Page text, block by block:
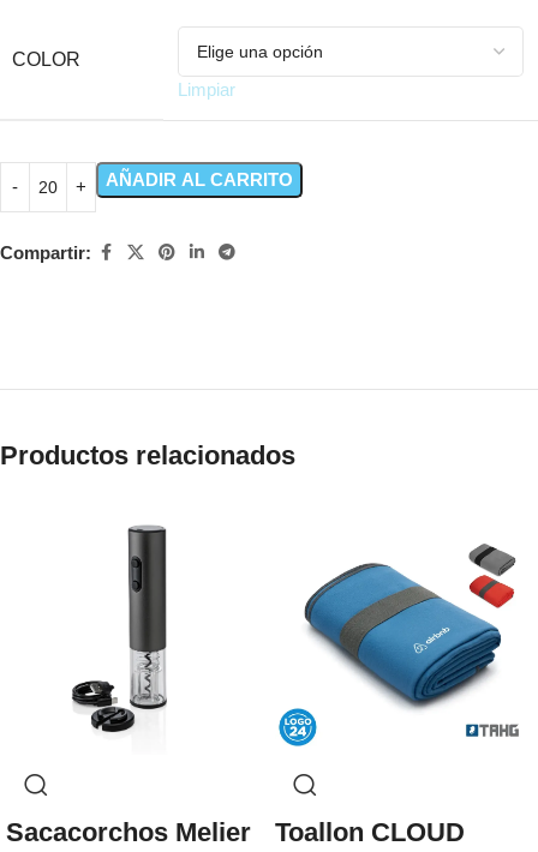
COLOR
Limpiar
AÑADIR AL CARRITO
Compartir:
Productos relacionados
Sacacorchos Melier
Toallon CLOUD